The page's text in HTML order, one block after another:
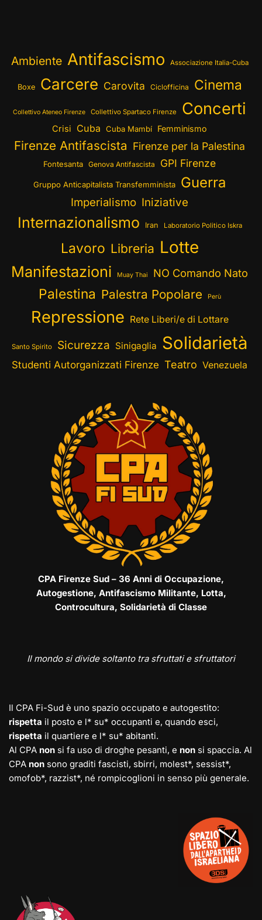
Ambiente Antifascismo Associazione Italia-Cuba
Boxe Carcere Carovita Ciclofficina Cinema
Collettivo Ateneo Firenze Collettivo Spartaco Firenze Concerti
Crisi Cuba Cuba Mambí Femminismo
Firenze Antifascista Firenze per la Palestina
Fontesanta Genova Antifascista GPI Firenze
Gruppo Anticapitalista Transfemminista Guerra
Imperialismo Iniziative
Internazionalismo Iran Laboratorio Politico Iskra
Lavoro Libreria Lotte
Manifestazioni Muay Thai NO Comando Nato
Palestina Palestra Popolare Perù
Repressione Rete Liberi/e di Lottare
Santo Spirito Sicurezza Sinigaglia Solidarietà
Studenti Autorganizzati Firenze Teatro Venezuela
CPA Firenze Sud – 36 Anni di Occupazione,
Autogestione, Antifascismo Militante, Lotta,
Controcultura, Solidarietà di Classe
Il mondo si divide soltanto tra sfruttati e sfruttatori
Il CPA Fi-Sud è uno spazio occupato e autogestito:
rispetta il posto e l* su* occupanti e, quando esci,
rispetta il quartiere e l* su* abitanti.
Al CPA non si fa uso di droghe pesanti, e non si spaccia. Al
CPA non sono graditi fascisti, sbirri, molest*, sessist*,
omofob*, razzist*, né rompicoglioni in senso più generale.